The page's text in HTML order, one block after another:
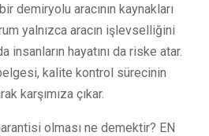
demiryolu aracının kaynakları
yalnızca aracın işlevselliğini
insanların hayatını da riske atar.
kalite kontrol sürecinin
karşımıza çıkar.
olması ne demektir? EN